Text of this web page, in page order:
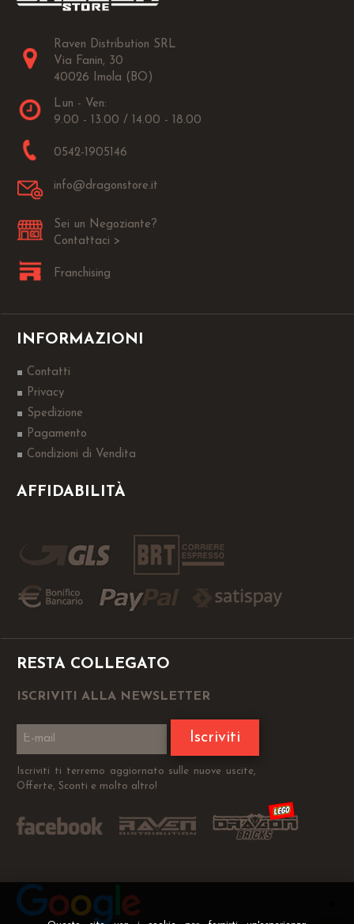
Raven Distribution SRL
Via Fanin, 30
40026 Imola (BO)
Lun - Ven:
9.00 - 13.00 / 14.00 - 18.00
0542-1905146
info@dragonstore.it
Sei un Negoziante?
Contattaci >
Franchising
INFORMAZIONI
Contatti
Privacy
Spedizione
Pagamento
Condizioni di Vendita
AFFIDABILITÀ
RESTA COLLEGATO
ISCRIVITI ALLA NEWSLETTER
Iscriviti
Iscriviti ti terremo aggiornato sulle nuove uscite,
Offerte, Sconti e molto altro!